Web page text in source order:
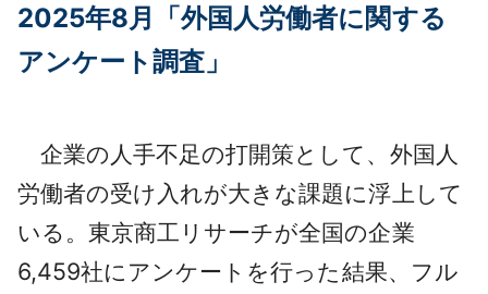
採用情報
English
2025年8月「外国人労働者に関する
アンケート調査」
企業の人手不足の打開策として、外国人
労働者の受け入れが大きな課題に浮上して
いる。東京商工リサーチが全国の企業
6,459社にアンケートを行った結果、フル